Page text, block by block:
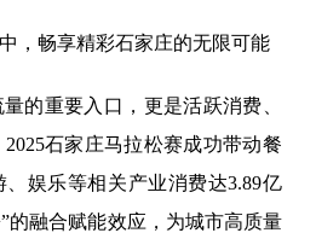
，畅享精彩石家庄的无限可能
的重要入口，更是活跃消费、
石家庄马拉松赛成功带动餐
娱乐等相关产业消费达3.89亿
的融合赋能效应，为城市高质量